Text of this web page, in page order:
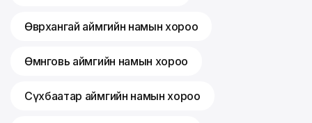
Өвөрхангай аймгийн намын хороо
Өмнөговь аймгийн намын хороо
Сүхбаатар аймгийн намын хороо